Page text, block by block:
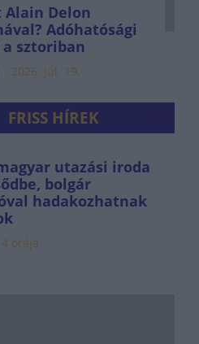
Alain Delon
Adóhatósági
a sztoriban
2026. júl. 19.
FRISS HÍREK
utazási iroda
bolgár
hadakozhatnak
4 órája